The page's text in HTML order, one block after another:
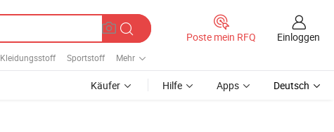
Kleidungsstoff Sportstoff Mehr
Poste mein RFQ Einloggen
Käufer Hilfe Apps Deutsch